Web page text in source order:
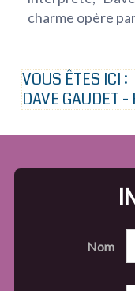
charme opère
VOUS ÊTES ICI :
DAVE GAUDET
Nom